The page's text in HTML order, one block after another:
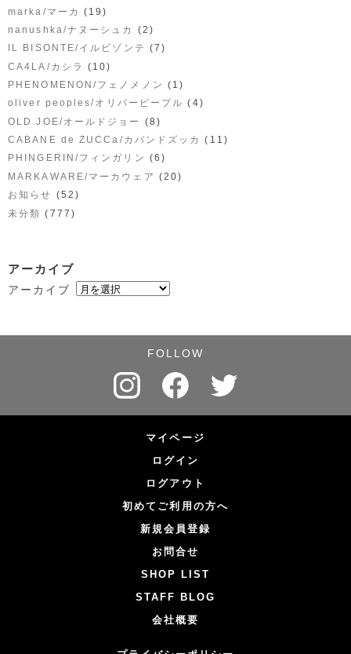
marka/マーカ
(19)
nanushka/ナヌーシュカ
(2)
IL BISONTE/イルビゾンテ (7)
CA4LA/カシラ
(10)
PHENOMENON/フェノメノン (1)
oliver peoples/オリバーピープル (4)
OLD JOE/オールドジョー
(8)
CABANE de ZUCCa/カバンドズッカ
(11)
PHINGERIN/フィンガリン (6)
MARKAWARE/マーカウェア (20)
お知らせ (52)
未分類 (777)
アーカイブ
アーカイブ
FOLLOW
マイページ
ログイン
ログアウト
初めてご利用の方へ
新規会員登録
お問合せ
SHOP LIST
STAFF BLOG
会社概要